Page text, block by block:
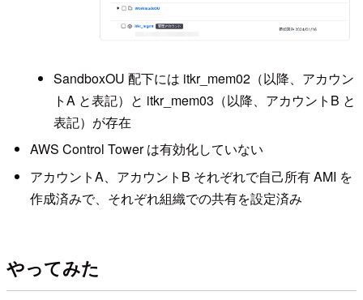
SandboxOU 配下には itkr_mem02（以降、アカウン
トA と表記）と itkr_mem03（以降、アカウントB と
表記）が存在
AWS Control Tower は有効化していない
アカウントA、アカウントB それぞれで自己所有 AMI を
作成済みで、それぞれ組織での共有を設定済み
やってみた